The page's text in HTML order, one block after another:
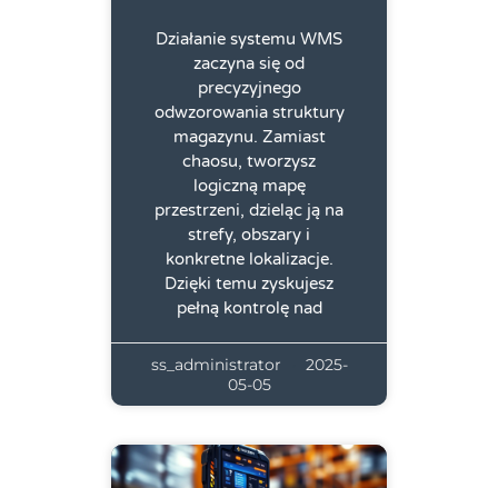
Działanie systemu WMS
zaczyna się od
precyzyjnego
odwzorowania struktury
magazynu. Zamiast
chaosu, tworzysz
logiczną mapę
przestrzeni, dzieląc ją na
strefy, obszary i
konkretne lokalizacje.
Dzięki temu zyskujesz
pełną kontrolę nad
ss_administrator
2025-
05-05